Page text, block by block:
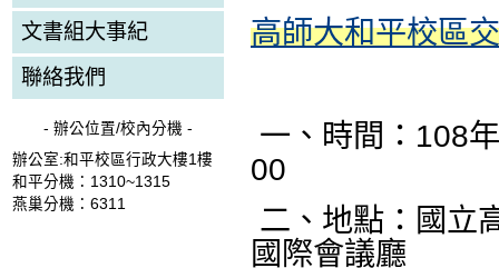
文書組大事紀
聯絡我們
- 辦公位置/校內分機 -
辦公室:和平校區行政大樓1樓
和平分機：1310~1315
燕巢分機：6311
高師大和平校區
一、時間：108
00
二、地點：國立
國際會議廳